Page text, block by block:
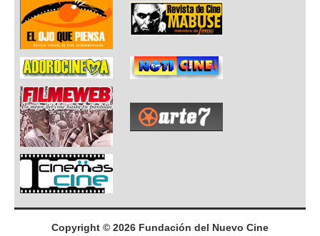
Copyright © 2026 Fundación del Nuevo Cine